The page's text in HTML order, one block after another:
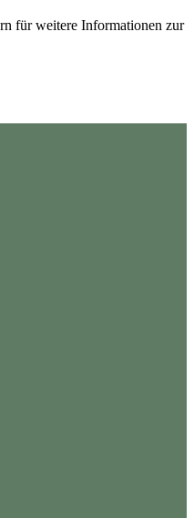
für weitere Informationen zur